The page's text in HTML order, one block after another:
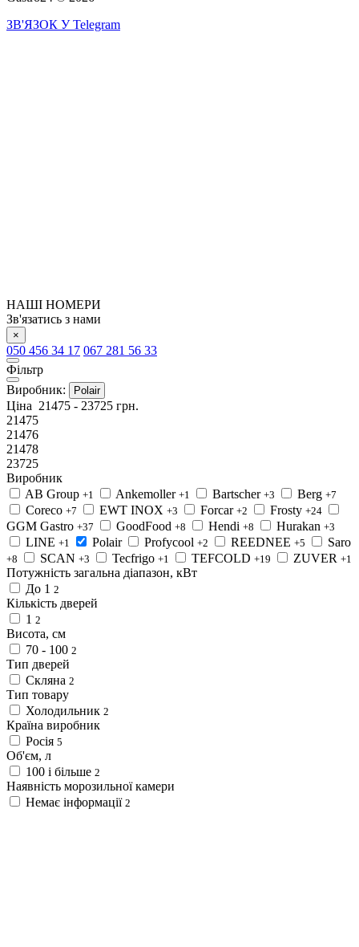
ЗВ'ЯЗОК У Telegram
НАШІ НОМЕРИ
Зв'язатись з нами
×
050 456 34 17 067 281 56 33
Фільтр
Виробник:
Polair
Ціна 21475 - 23725 грн.
21475
21476
21478
23725
Виробник
AB Group +1 Ankemoller +1 Bartscher +3 Berg +7
Coreco +7 EWT INOX +3 Forcar +2 Frosty +24
GGM Gastro +37 GoodFood +8 Hendi +8 Hurakan +3
LINE +1 Polair Profycool +2 REEDNEE +5 Saro
+8 SCAN +3 Tecfrigo +1 TEFCOLD +19 ZUVER +1
Потужність загальна діапазон, кВт
До 1 2
Кількість дверей
1 2
Висота, см
70 - 100 2
Тип дверей
Скляна 2
Тип товару
Холодильник 2
Країна виробник
Росія 5
Об'єм, л
100 і більше 2
Наявність морозильної камери
Немає інформації 2